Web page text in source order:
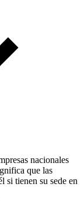
nacionales
que las
si tienen su sede en